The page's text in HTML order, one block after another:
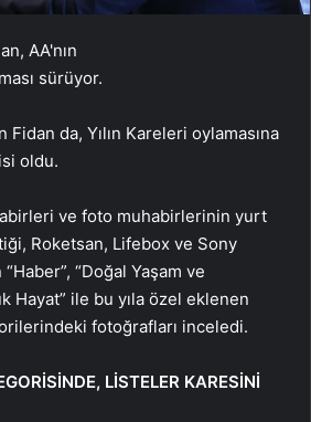
sürüyor.
Fidan da, Yılın Kareleri oylamasına
oldu.
ve foto muhabirlerinin yurt
Roketsan, Lifebox ve Sony
“Haber”, “Doğal Yaşam ve
Hayat” ile bu yıla özel eklenen
fotoğrafları inceledi.
LİSTELER KARESİNİ